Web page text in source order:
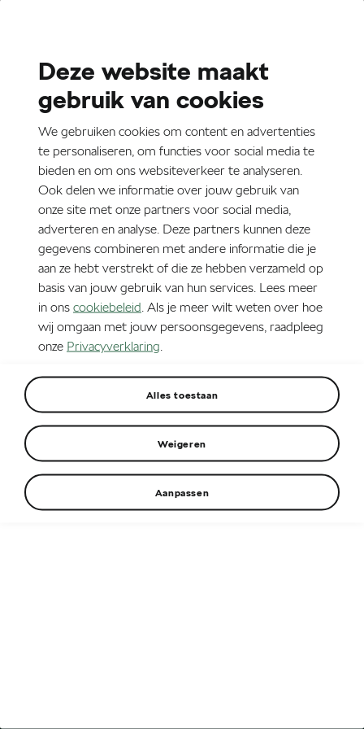
Werkplaatsafspraak
maken
Vind jouw dealer
Zoeken
Kaart
Deze website maakt
gebruik van cookies
We gebruiken cookies om content en advertenties
te personaliseren, om functies voor social media te
bieden en om ons websiteverkeer te analyseren.
Ook delen we informatie over jouw gebruik van
onze site met onze partners voor social media,
adverteren en analyse. Deze partners kunnen deze
gegevens combineren met andere informatie die je
aan ze hebt verstrekt of die ze hebben verzameld op
basis van jouw gebruik van hun services. Lees meer
in ons cookiebeleid. Als je meer wilt weten over hoe
wij omgaan met jouw persoonsgegevens, raadpleeg
onze Privacyverklaring.
Alles toestaan
Weigeren
Aanpassen